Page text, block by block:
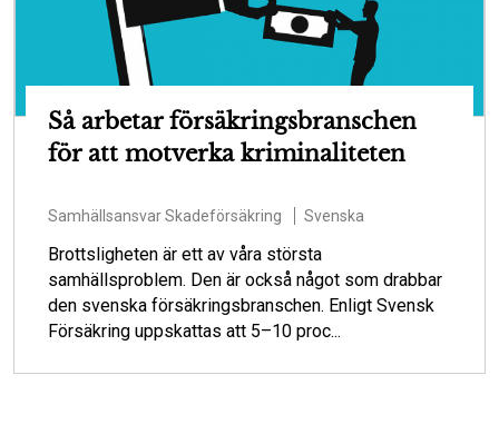
Så arbetar försäkringsbranschen
för att motverka kriminaliteten
SamhällsansvarSkadeförsäkring Svenska
Brottsligheten är ett av våra största
samhällsproblem. Den är också något som drabbar
den svenska försäkringsbranschen. Enligt Svensk
Försäkring uppskattas att 5–10 proc...